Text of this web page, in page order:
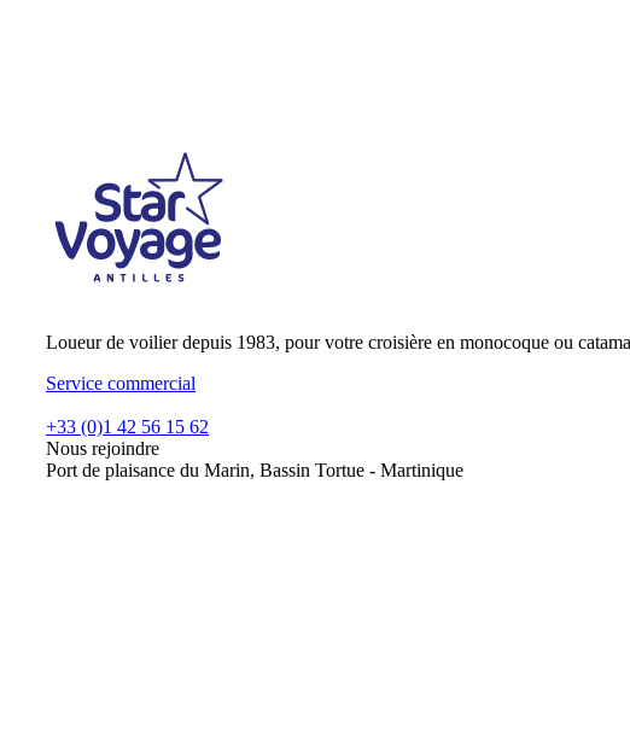
Loueur de voilier depuis 1983, pour votre croisière en monocoque ou
Service commercial
+33 (0)1 42 56 15 62
Nous rejoindre
Port de plaisance du Marin, Bassin Tortue - Martinique